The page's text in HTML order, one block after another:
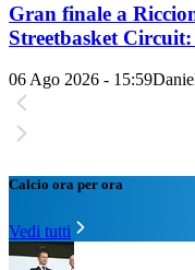
Gran finale a
Streetbasket
06 Ago 2026 - 15:59
Calcio ora per ora
Vedi tutti